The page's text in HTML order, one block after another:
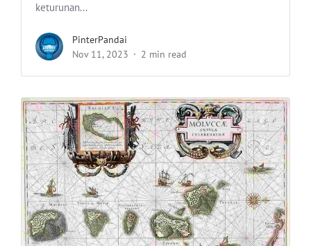
keturunan...
PinterPandai
Nov 11, 2023
2 min read